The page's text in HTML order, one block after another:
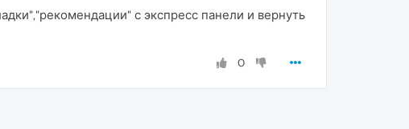
с экспресс панели и вернуть
0